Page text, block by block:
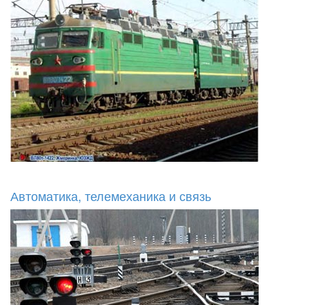
Автоматика, телемеханика и связь